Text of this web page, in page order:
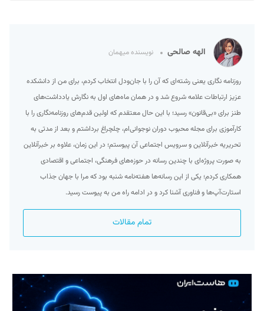
الهه صالحی نویسنده میهمان
روزنامه نگاری یعنی رشته‌ای که آن را با جان‌ودل انتخاب کردم، برای من از دانشکده
عزیز ارتباطات علامه شروع شد و در همان ماه‌های اول به نگارش یادداشت‌های
طنز برای «بی‌قانون» رسید؛ با این حال معتقدم که اولین قدم‌های روزنامه‌نگاری را با
کارآموزی برای مجله محبوب دوران نوجوانی‌ام، چلچراغ برداشتم و بعد از مدتی به
تحریریه خبرآنلاین و سرویس اجتماعی آن پیوستم؛ در این زمان، علاوه بر خبرآنلاین
به صورت پروژه‌ای با چندین رسانه در حوزه‌های فرهنگی، اجتماعی و اقتصادی
همکاری کردم؛ یکی از این رسانه‌ها هفته‌نامه شنبه بود که مرا با جهان جذاب
استارت‌آپ‌ها و فناوری آشنا کرد و در ادامه راه من به پیوست رسید.
تمام مقالات